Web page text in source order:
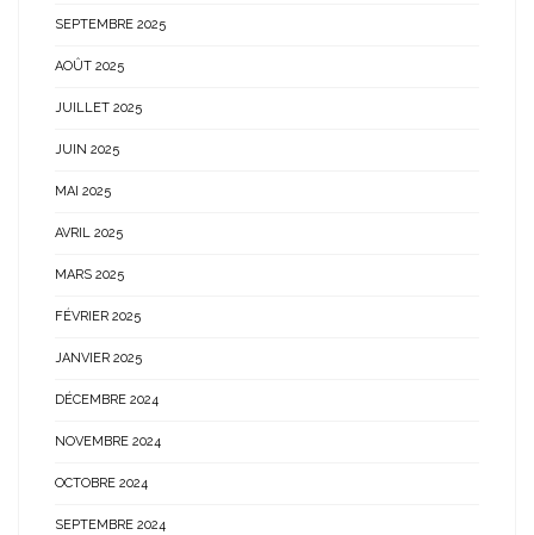
SEPTEMBRE 2025
AOÛT 2025
JUILLET 2025
JUIN 2025
MAI 2025
AVRIL 2025
MARS 2025
FÉVRIER 2025
JANVIER 2025
DÉCEMBRE 2024
NOVEMBRE 2024
OCTOBRE 2024
SEPTEMBRE 2024